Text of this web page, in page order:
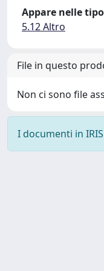
Appare nelle
5.12 Altro
File in questo
Non ci sono file
I documenti in